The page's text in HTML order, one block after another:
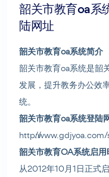
韶关市教育oa系
陆网址
韶关市教育oa系统简介
韶关市教育oa系统是韶
发展，提升教务办公效
统。
韶关市教育oa系统登陆
http://
韶关市教育OA系统启用
从2012年10月1日正式